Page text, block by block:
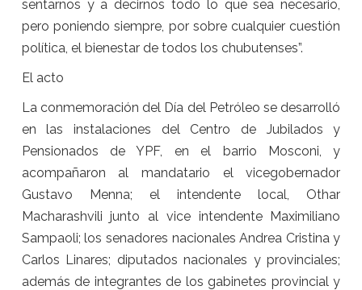
sentarnos y a decirnos todo lo que sea necesario,
pero poniendo siempre, por sobre cualquier cuestión
política, el bienestar de todos los chubutenses”.
El acto
La conmemoración del Día del Petróleo se desarrolló
en las instalaciones del Centro de Jubilados y
Pensionados de YPF, en el barrio Mosconi, y
acompañaron al mandatario el vicegobernador
Gustavo Menna; el intendente local, Othar
Macharashvili junto al vice intendente Maximiliano
Sampaoli; los senadores nacionales Andrea Cristina y
Carlos Linares; diputados nacionales y provinciales;
además de integrantes de los gabinetes provincial y